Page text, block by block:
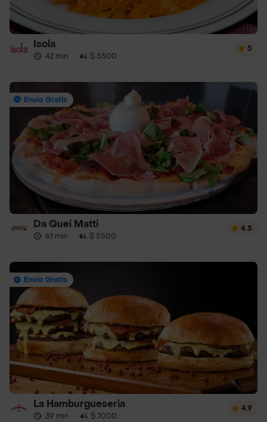
Isola
42 min · $ 5500
5
Envío Gratis
Da Quei Matti
61 min · $ 5500
4.5
Envío Gratis
La Hamburgueseria
39 min · $ 7000
4.9